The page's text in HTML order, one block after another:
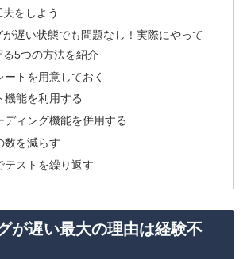
をしよう
が遅い状態でも問題なし！実際にやって
5つの方法を紹介
ートを用意しておく
機能を利用する
ディング機能を併用する
数を減らす
テストを繰り返す
が遅い最大の理由は経験不